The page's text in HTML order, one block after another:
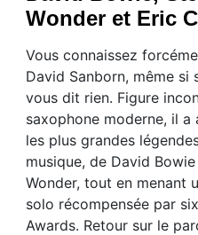
Wonder et Eric
Vous connaissez
David Sanborn, même si
vous dit rien. Figure
saxophone moderne, il a
les plus grandes
musique, de David
Wonder, tout en menant
solo récompensée par
Awards. Retour sur le